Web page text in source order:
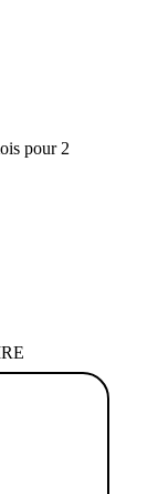
pour 2